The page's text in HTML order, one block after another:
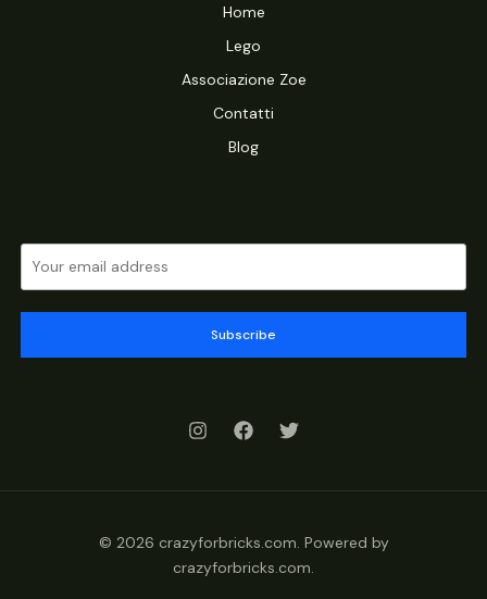
Home
Lego
Associazione Zoe
Contatti
Blog
Subscribe
© 2026 crazyforbricks.com. Powered by
crazyforbricks.com.